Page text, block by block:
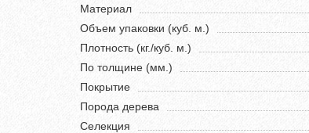
Материал
Объем упаковки (куб. м.)
Плотность (кг./куб. м.)
По толщине (мм.)
Покрытие
Порода дерева
Селекция